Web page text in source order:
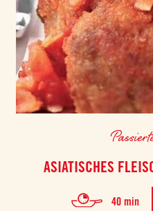
ASIATISCHES
40 min